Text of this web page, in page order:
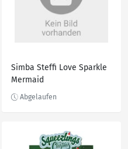
Simba Steffi Love Sparkle
Mermaid